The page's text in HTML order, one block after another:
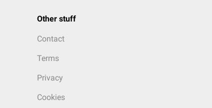
Other stuff
Contact
Terms
Privacy
Cookies